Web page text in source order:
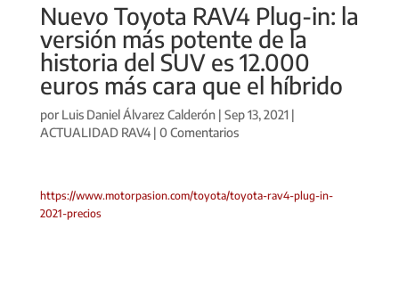
Nuevo Toyota RAV4 Plug-in: la
versión más potente de la
historia del SUV es 12.000
euros más cara que el híbrido
por Luis Daniel Álvarez Calderón| Sep 13, 2021|
ACTUALIDAD RAV4| 0 Comentarios
https://www.motorpasion.com/toyota/toyota-rav4-plug-in-
2021-precios